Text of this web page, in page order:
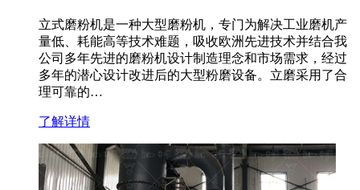
立式磨粉机是一种大型磨粉机，专门为解决工业磨机产
量低、耗能高等技术难题，吸收欧洲先进技术并结合我
公司多年先进的磨粉机设计制造理念和市场需求，经过
多年的潜心设计改进后的大型粉磨设备。立磨采用了合
理可靠的…
了解详情